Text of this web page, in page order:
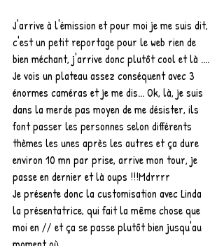
J'arrive à l'émission et pour moi je me suis dit,
c'est un petit reportage pour le web rien de
bien méchant, j'arrive donc plutôt cool et là ....
Je vois un plateau assez conséquent avec 3
énormes caméras et je me dis... Ok, là, je suis
dans la merde pas moyen de me désister, ils
font passer les personnes selon différents
thèmes les unes après les autres et ça dure
environ 10 mn par prise, arrive mon tour, je
passe en dernier et là oups !!!Mdrrrr
Je présente donc la customisation avec Linda
la présentatrice, qui fait la même chose que
moi en // et ça se passe plutôt bien jusqu'au